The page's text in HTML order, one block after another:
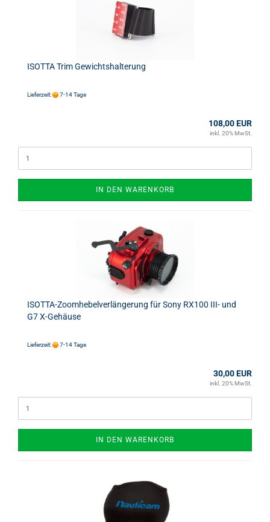
ISOTTA Trim Gewichtshalterung
Lieferzeit: 7-14 Tage
108,00 EUR
inkl. 20% MwSt.
IN DEN WARENKORB
ISOTTA-Zoomhebelverlängerung für Sony RX100 III- und
G7 X-Gehäuse
Lieferzeit: 7-14 Tage
30,00 EUR
inkl. 20% MwSt.
IN DEN WARENKORB